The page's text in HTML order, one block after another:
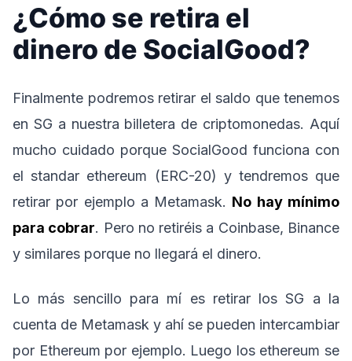
¿Cómo se retira el
dinero de SocialGood?
Finalmente podremos retirar el saldo que tenemos
en SG a nuestra billetera de criptomonedas. Aquí
mucho cuidado porque SocialGood funciona con
el standar ethereum (ERC-20) y tendremos que
retirar por ejemplo a Metamask. No hay mínimo
para cobrar. Pero no retiréis a Coinbase, Binance
y similares porque no llegará el dinero.
Lo más sencillo para mí es retirar los SG a la
cuenta de Metamask y ahí se pueden intercambiar
por Ethereum por ejemplo. Luego los ethereum se